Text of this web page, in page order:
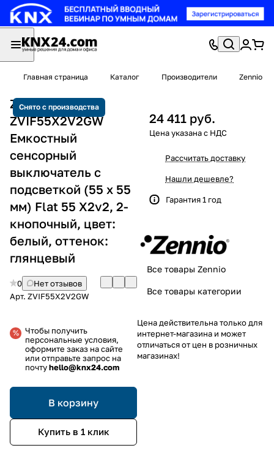
Главная страница Каталог Производители Zennio
Снято с производства
Zennio
ZVIF55X2V2GW
Емкостный
сенсорный
выключатель с
подсветкой (55 x 55
мм) Flat 55 X2v2, 2-
кнопочный, цвет:
белый, оттенок:
глянцевый
0
Нет отзывов
Арт. ZVIF55X2V2GW
Чтобы получить
персональные условия,
оформите заказ на сайте
или отправьте запрос на
почтуhello@knx24.com
В корзину
Купить в 1 клик
24 411 руб.
Рассчитать доставку
Нашли дешевле?
Гарантия 1 год
Все товары Zennio
Все товары категории
Цена действительна только для
интернет-магазина и может
отличаться от цен в розничных
магазинах!